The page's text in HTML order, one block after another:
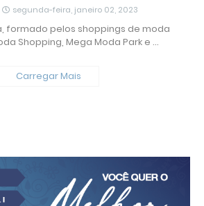
segunda-feira, janeiro 02, 2023
formado pelos shoppings de moda
Shopping, Mega Moda Park e …
Carregar Mais